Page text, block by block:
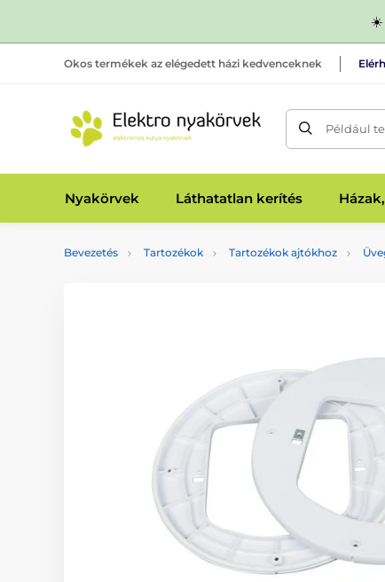
☀️
Okos termékek az elégedett házi kedvenceknek
Például
Nyakörvek Láthatatlan kerítés
Bevezetés Tartozékok Tartozékok ajtókhoz